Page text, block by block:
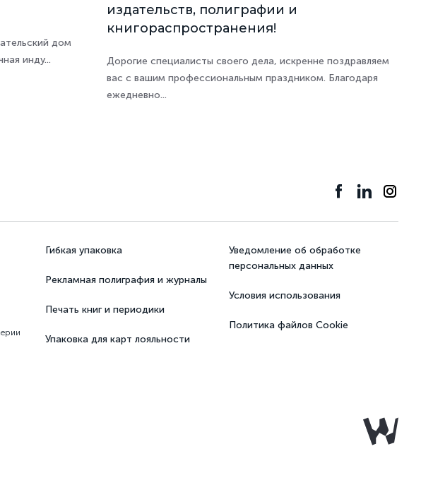
дом
инду...
издательств, полиграфии и
книгораспространения!
Дорогие специалисты своего дела, искренне поздравляем
вас с вашим профессиональным праздником. Благодаря
ежедневно...
Гибкая упаковка
Рекламная полиграфия и журналы
Печать книг и периодики
Упаковка для карт лояльности
Уведомление об обработке
персональных данных
Условия использования
Политика файлов Cookie